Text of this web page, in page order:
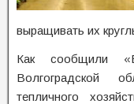
выращивать их
Как сообщили
Волгоградской
тепличного